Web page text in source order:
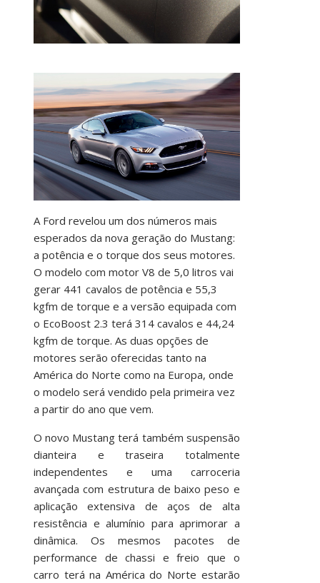
A Ford revelou um dos números mais
esperados da nova geração do Mustang:
a potência e o torque dos seus motores.
O modelo com motor V8 de 5,0 litros vai
gerar 441 cavalos de potência e 55,3
kgfm de torque e a versão equipada com
o EcoBoost 2.3 terá 314 cavalos e 44,24
kgfm de torque. As duas opções de
motores serão oferecidas tanto na
América do Norte como na Europa, onde
o modelo será vendido pela primeira vez
a partir do ano que vem.
O novo Mustang terá também suspensão
dianteira e traseira totalmente
independentes e uma carroceria
avançada com estrutura de baixo peso e
aplicação extensiva de aços de alta
resistência e alumínio para aprimorar a
dinâmica. Os mesmos pacotes de
performance de chassi e freio que o
carro terá na América do Norte estarão